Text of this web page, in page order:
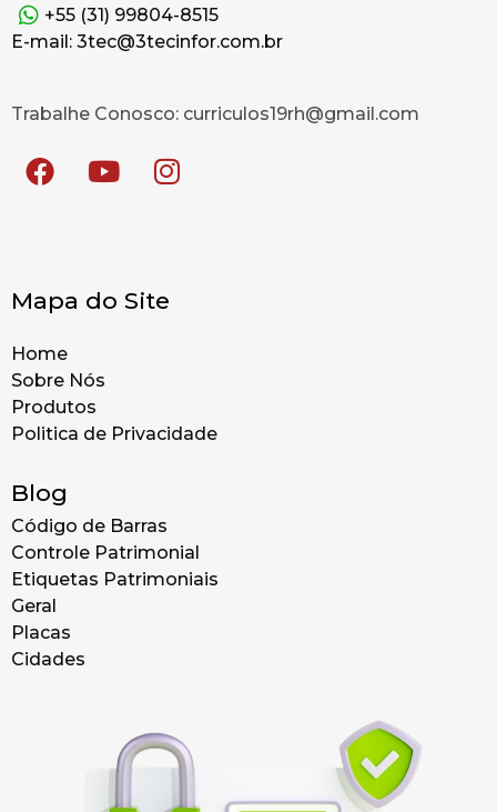
+55 (31) 99804-8515
E-mail: 3tec@3tecinfor.com.br
Trabalhe Conosco: curriculos19rh@gmail.com
Mapa do Site
Home
Sobre Nós
Produtos
Politica de Privacidade
Blog
Código de Barras
Controle Patrimonial
Etiquetas Patrimoniais
Geral
Placas
Cidades